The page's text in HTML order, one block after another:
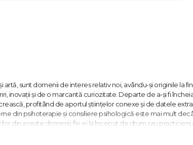
sunt domenii de interes relativ noi, avându-și originile la
inovații și de o marcantă curiozitate. Departe de a-și fi
profitând de aportul științelor conexe și de datele
din psihoterapie și consiliere psihologică este mai mult
din aceste domenii, fie ei la început de drum sau practicieni